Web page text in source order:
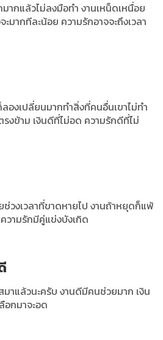
กแล้วไม่ลงมือทำ งานเหน็ดเหนื่อย
มากทีละน้อย ความรักอาจจะถึงเวลา
องเปลี่ยนมากทำสิ่งที่คนอื่นเขาไม่ทำ
งข้าม เงินดีที่ไม่อด ความรักดีที่ไม่
ช่วงเวลาที่ขาดหายไป งานถ้าหยุดก็แพ้
วามรักมีคู่แข่งบังเกิด
มาแล้วนะครับ งานดีมีคนช่วยมาก เงิน
อกมาจะอด